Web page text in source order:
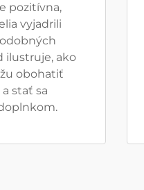
pozitívna,
vyjadrili
ilustruje, ako
obohatiť
stať sa